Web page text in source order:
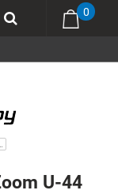
0
U-44